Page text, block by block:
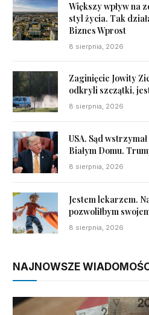
Większy wpływ na
styl życia. Tak
Biznes Wprost
8 sierpnia, 2026
Zaginięcie Jowity
odkryli szczątki,
8 sierpnia, 2026
USA. Sąd
Białym Domu.
8 sierpnia, 2026
Jestem lekarzem.
pozwoliłbym
8 sierpnia, 2026
NAJNOWSZE